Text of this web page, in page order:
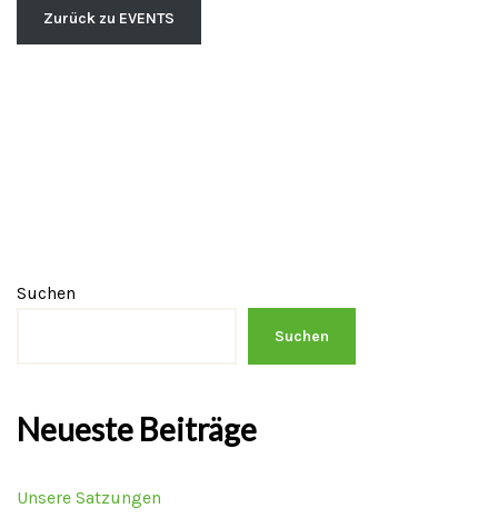
Zurück zu EVENTS
Suchen
Suchen
Neueste Beiträge
Unsere Satzungen